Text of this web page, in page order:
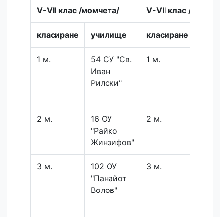
V-VII клас /момчета/ V-VII клас /
класиране училище класиране
1 м.
54 СУ "Св.
Иван
Рилски"
1 м.
2 м.
16 ОУ
"Райко
Жинзифов"
2 м.
3 м.
102 ОУ
"Панайот
Волов"
3 м.